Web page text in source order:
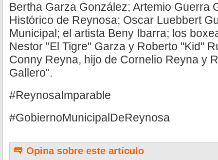
Bertha Garza González; Artemio Guerra
Histórico de Reynosa; Oscar Luebbert
Municipal; el artista Beny Ibarra; los
Nestor "El Tigre" Garza y Roberto "Kid"
Conny Reyna, hijo de Cornelio Reyna y
Gallero".
#ReynosaImparable
#GobiernoMunicipalDeReynosa
Opina sobre este artículo